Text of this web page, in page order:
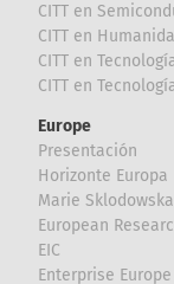
CITT en
CITT en
CITT en
CITT en
Europe
Presentación
Horizonte Europa
Marie
European
EIC
Enterprise